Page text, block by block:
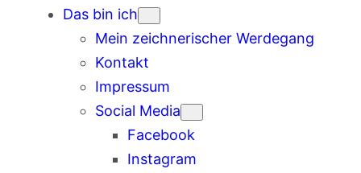
Das bin ich
Mein zeichnerischer Werdegang
Kontakt
Impressum
Social Media
Facebook
Instagram